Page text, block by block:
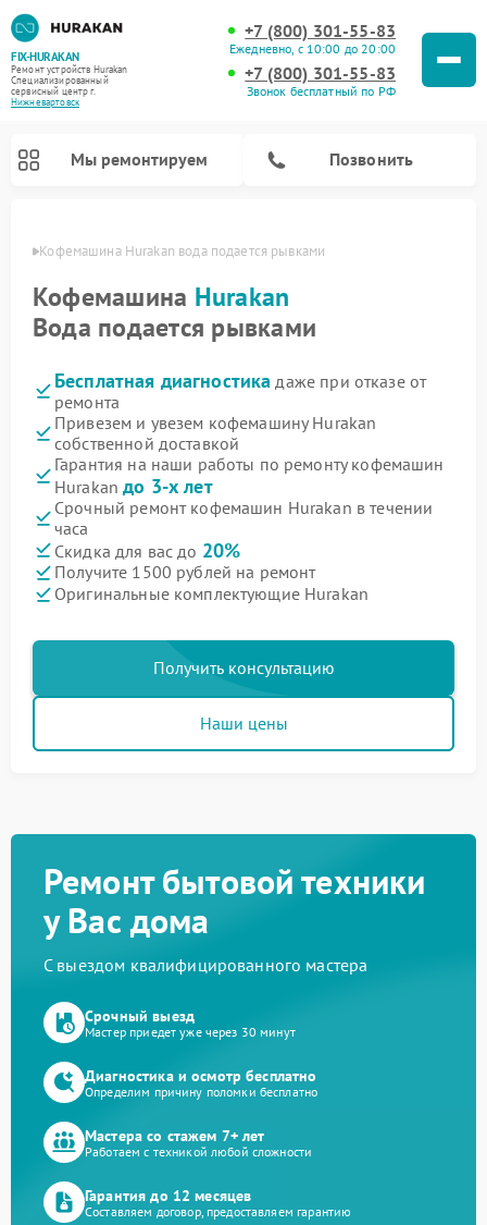
FIX-HURAKAN
Ремонт устройств Hurakan
Специализированный
cервисный центр г.
Нижневартовск
+7 (800) 301-55-83
Ежедневно, с 10:00 до 20:00
+7 (800) 301-55-83
Звонок бесплатный по РФ
Мы ремонтируем Позвонить
Кофемашина Hurakan вода подается рывками
Кофемашина Hurakan
Вода подается рывками
Бесплатная диагностика даже при отказе от
ремонта
Привезем и увезем кофемашину Hurakan
собственной доставкой
Гарантия на наши работы по ремонту кофемашин
Hurakanдо 3-х лет
Срочный ремонт кофемашин Hurakan в течении
часа
Скидка для вас до 20%
Получите 1500 рублей на ремонт
Оригинальные комплектующие Hurakan
Получить консультацию
Наши цены
Ремонт бытовой техники
у Вас дома
С выездом квалифицированного мастера
Срочный выезд
Мастер приедет уже через 30 минут
Диагностика и осмотр бесплатно
Определим причину поломки бесплатно
Мастера со стажем 7+ лет
Работаем с техникой любой сложности
Гарантия до 12 месяцев
Составляем договор, предоставляем гарантию